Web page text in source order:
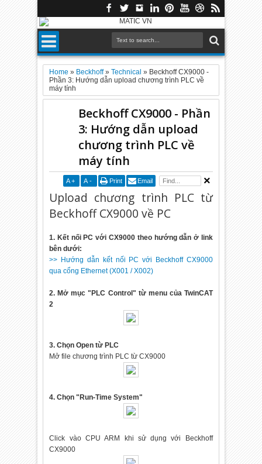
Home » Beckhoff»Technical » Beckhoff CX9000 -
Phần 3: Hướng dẫn upload chương trình PLC về
máy tính
Beckhoff CX9000 - Phần
3: Hướng dẫn upload
chương trình PLC về
máy tính
A + A - Print Email
Upload chương trình PLC từ
Beckhoff CX9000 về PC
1. Kết nối PC với CX9000 theo hướng dẫn ở link
bên dưới:
>> Hướng dẫn kết nối PC với Beckhoff CX9000
qua cổng Ethernet (X001 / X002)
2. Mở mục "PLC Control" từ menu của TwinCAT
2
3. Chọn Open từ PLC
Mở file chương trình PLC từ CX9000
4. Chọn "Run-Time System"
Click vào CPU ARM khi sử dụng với Beckhoff
CX9000